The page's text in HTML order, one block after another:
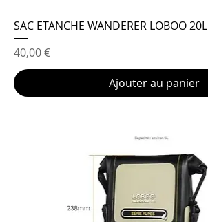
SAC ETANCHE WANDERER LOBOO 20L
Prix
40,00 €
Ajouter au panier